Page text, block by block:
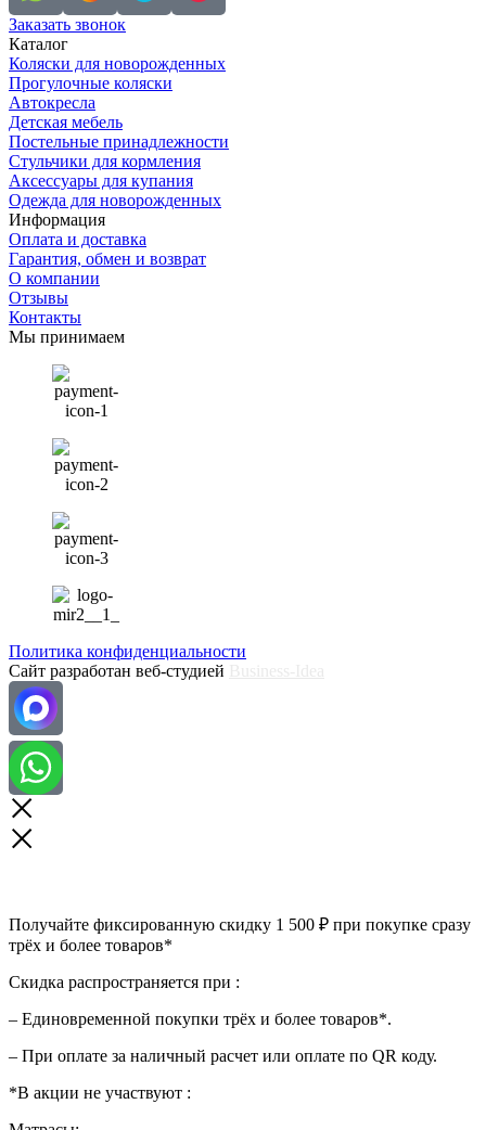
Заказать звонок
Каталог
Коляски для новорожденных
Прогулочные коляски
Автокресла
Детская мебель
Постельные принадлежности
Стульчики для кормления
Аксессуары для купания
Одежда для новорожденных
Информация
Оплата и доставка
Гарантия, обмен и возврат
О компании
Отзывы
Контакты
Мы принимаем
Политика конфиденциальности
Сайт разработан веб-студией
Получайте фиксированную скидку 1 500 ₽ при покупке сразу
трёх и более товаров*
Скидка распространяется при :
– Единовременной покупки трёх и более товаров*.
– При оплате за наличный расчет или оплате по QR коду.
*В акции не участвуют :